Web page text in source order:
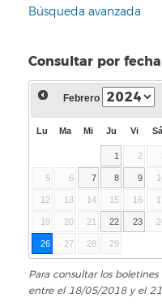
Búsqueda avanzada
Consultar por fecha
Febrero
Lu Ma Mi Ju Vi Sá
1 2
5 6 7 8 9
12 13 14 15 16
19 20 21 22 23
26 27 28 29
Para consultar los
entre el 18/05/2018 y el